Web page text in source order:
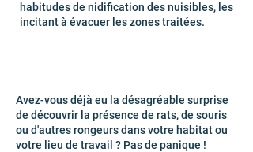
habitudes de nidification des nuisibles, les
incitant à évacuer les zones traitées.
Avez-vous déjà eu la désagréable surprise
de découvrir la présence de rats, de souris
ou d'autres rongeurs dans votre habitat ou
votre lieu de travail ? Pas de panique !